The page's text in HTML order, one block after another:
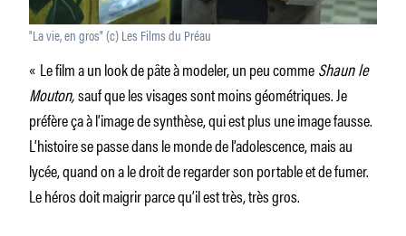
"La vie, en gros" (c) Les Films du Préau
« Le film a un look de pâte à modeler, un peu commeShaun le
Mouton,sauf que les visages sont moins géométriques. Je
préfère ça à l’image de synthèse, qui est plus une image fausse.
L’histoire se passe dans le monde de l’adolescence, mais au
lycée, quand on a le droit de regarder son portable et de fumer.
Le héros doit maigrir parce qu’il est très, très gros.